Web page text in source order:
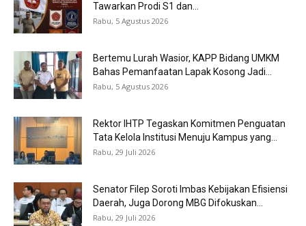
Tawarkan Prodi S1 dan...
Rabu, 5 Agustus 2026
Bertemu Lurah Wasior, KAPP Bidang UMKM
Bahas Pemanfaatan Lapak Kosong Jadi...
Rabu, 5 Agustus 2026
Rektor IHTP Tegaskan Komitmen Penguatan
Tata Kelola Institusi Menuju Kampus yang...
Rabu, 29 Juli 2026
Senator Filep Soroti Imbas Kebijakan Efisiensi
Daerah, Juga Dorong MBG Difokuskan...
Rabu, 29 Juli 2026